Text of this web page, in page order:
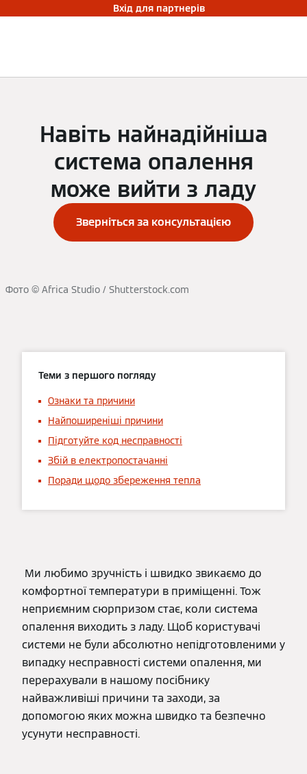
Вхід для партнерів
Навіть найнадійніша
система опалення
може вийти з ладу
Зверніться за консультацією
Фото © Africa Studio / Shutterstock.com
Теми з першого погляду
Ознаки та причини
Найпоширеніші причини
Підготуйте код несправності
Збій в електропостачанні
Поради щодо збереження тепла
Ми любимо зручність і швидко звикаємо до
комфортної температури в приміщенні. Тож
неприємним сюрпризом стає, коли система
опалення виходить з ладу. Щоб користувачі
системи не були абсолютно непідготовленими у
випадку несправності системи опалення, ми
перерахували в нашому посібнику
найважливіші причини та заходи, за
допомогою яких можна швидко та безпечно
усунути несправності.